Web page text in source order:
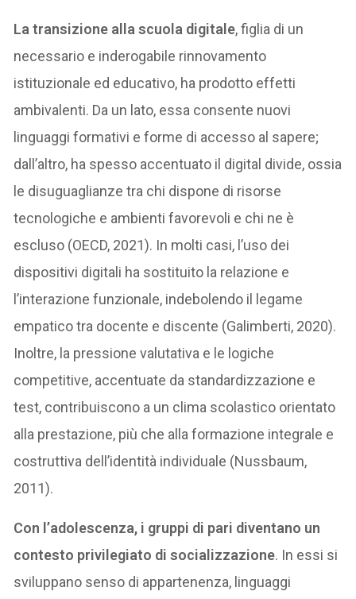
La transizione alla scuola digitale, figlia di un
necessario e inderogabile rinnovamento
istituzionale ed educativo, ha prodotto effetti
ambivalenti. Da un lato, essa consente nuovi
linguaggi formativi e forme di accesso al sapere;
dall’altro, ha spesso accentuato il digital divide, ossia
le disuguaglianze tra chi dispone di risorse
tecnologiche e ambienti favorevoli e chi ne è
escluso (OECD, 2021). In molti casi, l’uso dei
dispositivi digitali ha sostituito la relazione e
l’interazione funzionale, indebolendo il legame
empatico tra docente e discente (Galimberti, 2020).
Inoltre, la pressione valutativa e le logiche
competitive, accentuate da standardizzazione e
test, contribuiscono a un clima scolastico orientato
alla prestazione, più che alla formazione integrale e
costruttiva dell’identità individuale (Nussbaum,
2011).
Con l’adolescenza, i gruppi di pari diventano un
contesto privilegiato di socializzazione. In essi si
sviluppano senso di appartenenza, linguaggi